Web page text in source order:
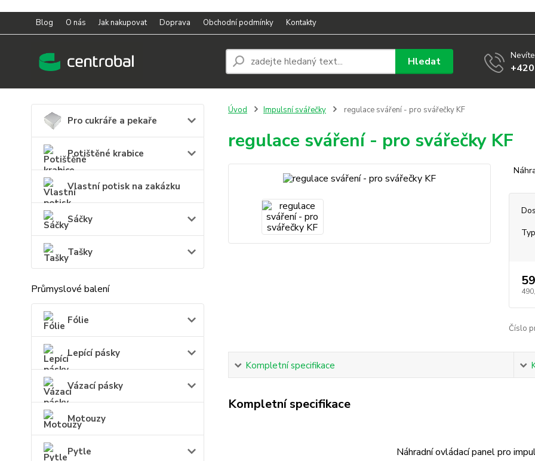
Blog O nás Jak nakupovat Doprava Obchodní podmínky Kontakty
Hledat
Pro cukráře a pekaře
Potištěné krabice
Vlastní potisk na zakázku
Sáčky
Tašky
Průmyslové balení
Fólie
Lepící pásky
Vázací pásky
Motouzy
Pytle
Úvod Impulsní svářečky regulace sváření - pro svářečky KF
regulace sváření - pro svářečky KF
Typ
Číslo
Kompletní specifikace
Kompletní specifikace
Náhradní ovládací panel pro